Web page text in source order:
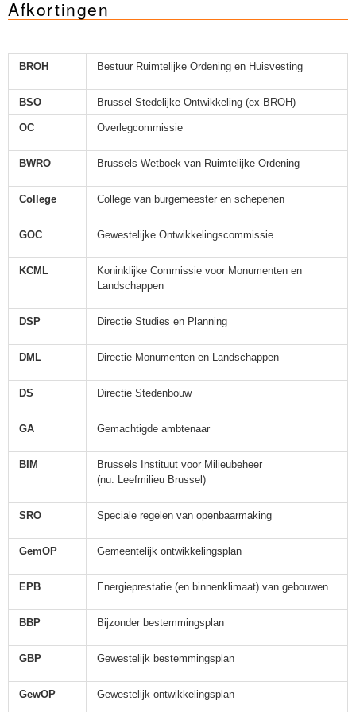
Sleutelwoorden
Afkortingen
BROH Bestuur Ruimtelijke Ordening en Huisvesting
BSO Brussel Stedelijke Ontwikkeling (ex-BROH)
OC Overlegcommissie
BWRO Brussels Wetboek van Ruimtelijke Ordening
College College van burgemeester en schepenen
GOC Gewestelijke Ontwikkelingscommissie.
KCML
Koninklijke Commissie voor Monumenten en
Landschappen
DSP Directie Studies en Planning
DML Directie Monumenten en Landschappen
DS Directie Stedenbouw
GA Gemachtigde ambtenaar
BIM
Brussels Instituut voor Milieubeheer
(nu: Leefmilieu Brussel)
SRO Speciale regelen van openbaarmaking
GemOP Gemeentelijk ontwikkelingsplan
EPB Energieprestatie (en binnenklimaat) van gebouwen
BBP Bijzonder bestemmingsplan
GBP Gewestelijk bestemmingsplan
GewOP Gewestelijk ontwikkelingsplan